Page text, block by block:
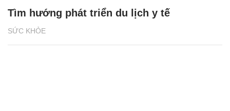
SỨC KHỎE
Tìm hướng phát triển du lịch y tế